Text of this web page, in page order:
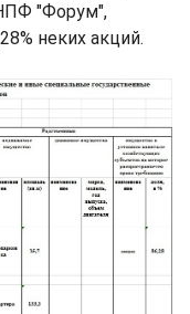
"Форум",
неких акций.